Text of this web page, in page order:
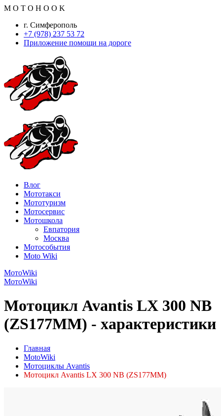
M O T O H O O K
г. Симферополь
+7 (978) 237 53 72
Приложение помощи на дороге
Влог
Мототакси
Мототуризм
Мотосервис
Мотошкола
Евпатория
Москва
Мотособытия
Moto Wiki
МотоWiki
МотоWiki
Мотоцикл Avantis LX 300 NB
(ZS177MM) - характеристики
Главная
MotoWiki
Мотоциклы Avantis
Мотоцикл Avantis LX 300 NB (ZS177MM)